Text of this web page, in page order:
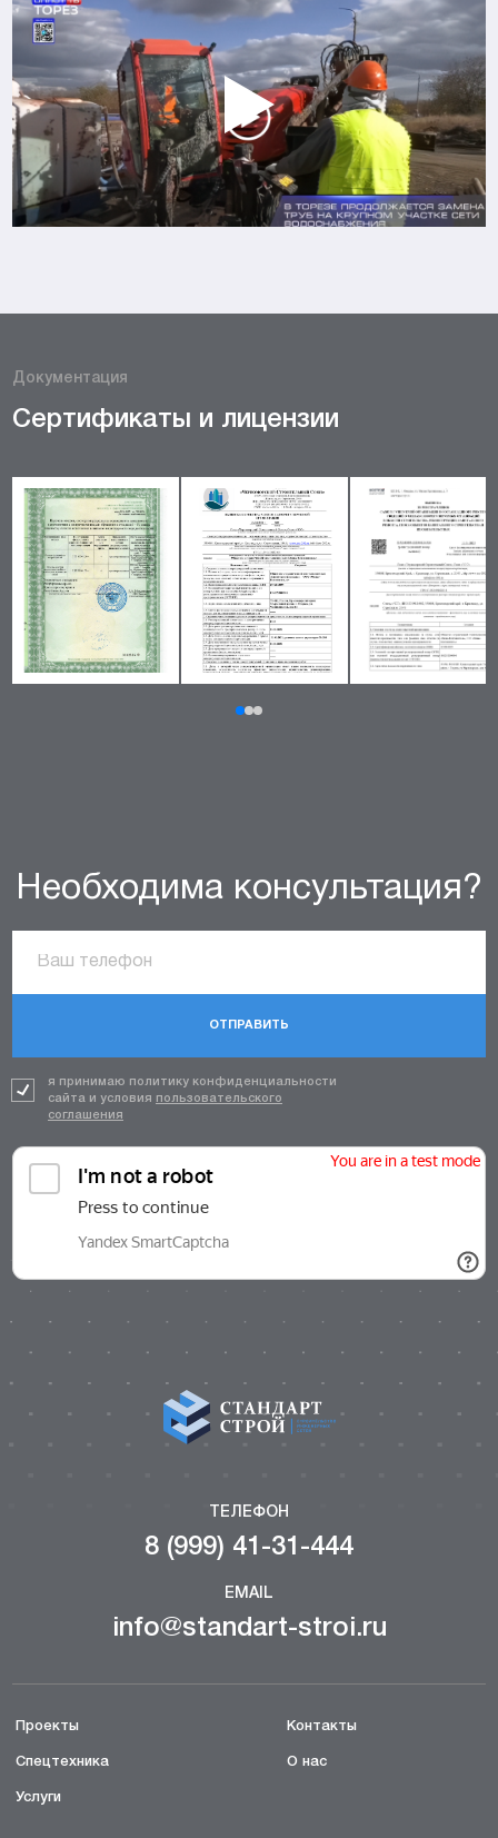
Документация
Сертификаты и лицензии
Необходима консультация?
ОТПРАВИТЬ
я принимаю политику конфиденциальности
сайта и условия пользовательского
соглашения
ТЕЛЕФОН
8 (999) 41-31-444
EMAIL
info@standart-stroi.ru
Проекты
Спецтехника
Услуги
Контакты
О нас